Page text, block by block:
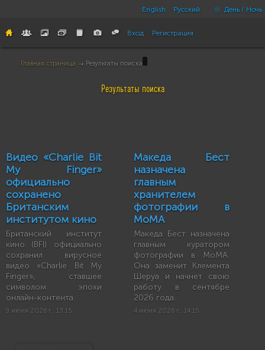
English Русский День / Ночь
Вход Регистрация
Главная страница → Результаты поиска
Результаты поиска
Видео «Charlie Bit
My Finger»
официально
сохранено
Британским
институтом кино
Британский институт
кино (BFI) официально
сохранил вирусное
видео «Charlie Bit My
Finger», ставшее
символом эпохи
онлайн-контента.
9 июня 2026 г., 13:15
Македа Бест
назначена
главным
хранителем
фотографии в
MoMA
Македа Бест назначена
главным куратором
фотографии в MoMA.
Она заменит Клемента
Шеруа и начнет свою
работу в сентябре
2026 года.
4 июня 2026 г., 14:15